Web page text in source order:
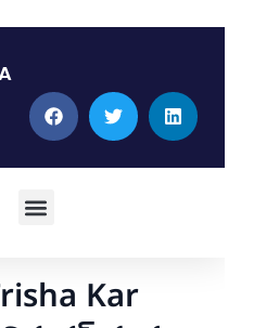
Menu
Kar